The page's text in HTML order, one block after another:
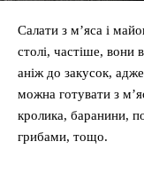
Салати з м’яса і
столі, частіше, вони
аніж до закусок,
можна готувати з
кролика, баранини,
грибами, тощо.